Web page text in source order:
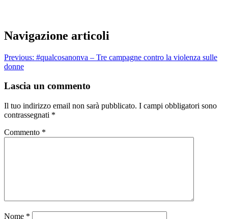
Navigazione articoli
Previous: #qualcosanonva – Tre campagne contro la violenza sulle
donne
Lascia un commento
Il tuo indirizzo email non sarà pubblicato. I campi obbligatori sono
contrassegnati *
Commento *
Nome *